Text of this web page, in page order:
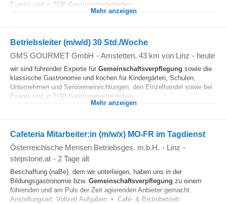
Events und in TOP-Gastronomiebetrieben...
Mehr anzeigen
Betriebsleiter (m/w/d) 30 Std./Woche
GMS GOURMET GmbH - Amstetten, 43 km von Linz - heute
wir sind führender Experte für Gemeinschaftsverpflegung sowie die
klassische Gastronomie und kochen für Kindergärten, Schulen,
Unternehmen und Senioreneinrichtungen, den Einzelhandel sowie bei
Events und in TOP-Gastronomiebetrieben...
Mehr anzeigen
Cafeteria Mitarbeiter:in (m/w/x) MO-FR im Tagdienst
Österreichische Mensen Betriebsges. m.b.H. - Linz -
stepstone.at - 2 Tage alt
Beschaffung (naBe), dem wir unterliegen, haben uns in der
Bildungsgastronomie bzw. Gemeinschaftsverpflegung zu einem
führenden und am Puls der Zeit agierenden Anbieter gemacht.
Anstellungsart: Vollzeit Aufgaben • Café‑ & Bistrobetrieb: